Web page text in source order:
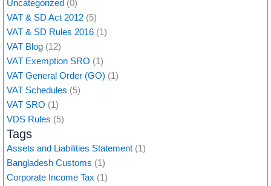
Uncategorized (0)
VAT & SD Act 2012 (5)
VAT & SD Rules 2016 (1)
VAT Blog (12)
VAT Exemption SRO (1)
VAT General Order (GO) (1)
VAT Schedules (5)
VAT SRO (1)
VDS Rules (5)
Tags
Assets and Liabilities Statement (1)
Bangladesh Customs (1)
Corporate Income Tax (1)